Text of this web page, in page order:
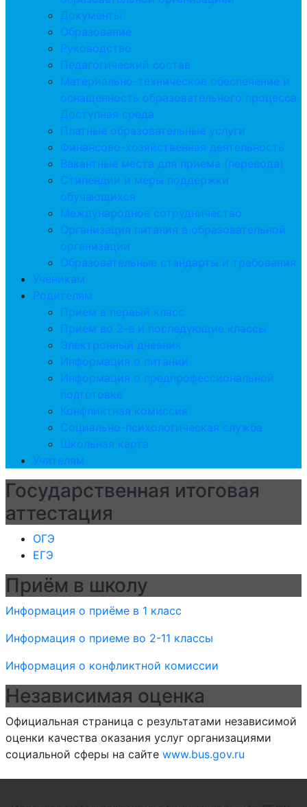
Документы
Образование
Руководство
Педагогический состав
Материально-техническое обеспечение и
оснащенность образовательного процесса.
Доступная среда
Платные образовательные услуги
Финансово-хозяйственная деятельность
Вакантные места для приема (перевода)
Стипендии и меры поддержки
обучающихся
Международное сотрудничество
Организация питания в образовательной
организации
Образовательные стандарты и требования
Ученикам
Родителям
Прием в первый класс
Прием во 2-е и последующие классы
Электронный дневник
Информация о питании
Информация о предпрофессиональной
подготовке
Конфликтная комиссия
Социально-психологическая служба
Школьная карта
Учителям
Государственная итоговая
аттестация
ОГЭ
ЕГЭ
Приём в школу
Информация о приёме в 1 класс
Информация о приеме во 2-11 классы
Информация о конфликтной комиссии
Независимая оценка
Официальная страница с результатами независимой
оценки качества оказания услуг организациями
социальной сферы на сайте www.bus.gov.ru